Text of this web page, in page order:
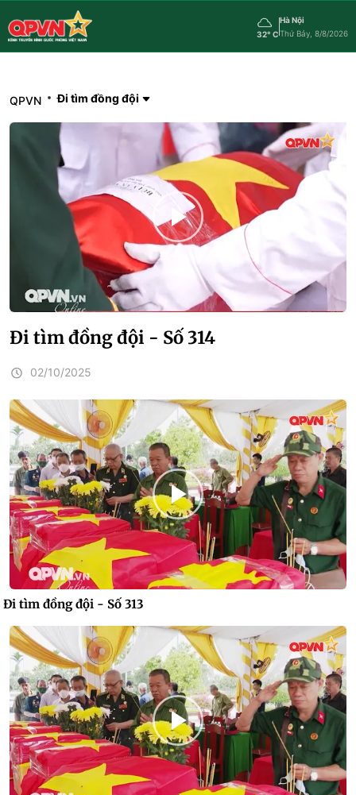
32° C
Hà Nội
Thứ Bảy, 8/8/2026
QPVN Đi tìm đồng đội
Đi tìm đồng đội - Số 314
02/10/2025
Đi tìm đồng đội - Số 313